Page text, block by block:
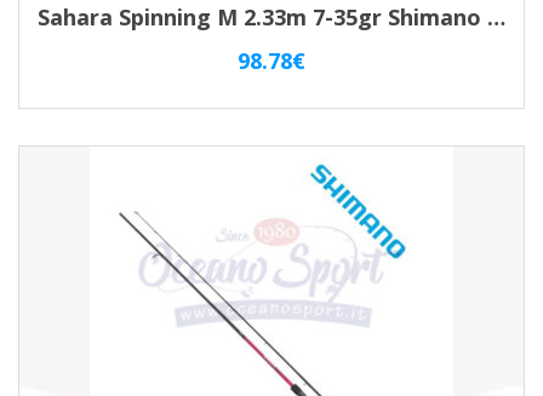
Sahara Spinning M 2.33m 7-35gr Shimano 2pz
98.78€